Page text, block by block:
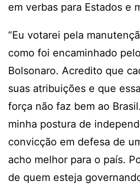
em verbas para Estados e
“Eu votarei pela
como foi encaminhado
Bolsonaro. Acredito que
suas atribuições e que
força não faz bem ao
minha postura de
convicção em defesa de
acho melhor para o país.
de quem esteja